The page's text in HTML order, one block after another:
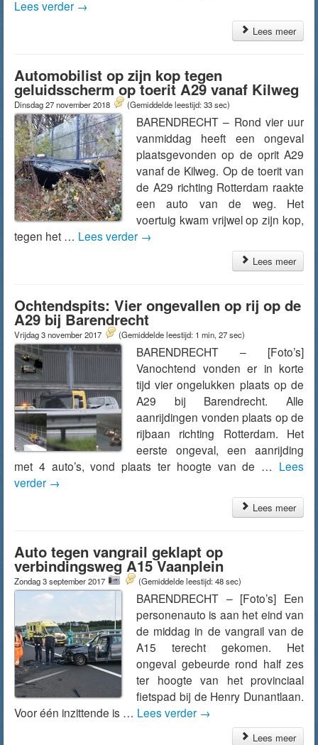
Lees verder →
Lees meer
Automobilist op zijn kop tegen
geluidsscherm op toerit A29 vanaf Kilweg
Dinsdag 27 november 2018 (Gemiddelde leestijd: 33 sec)
BARENDRECHT – Rond vier uur
vanmiddag heeft een ongeval
plaatsgevonden op de oprit A29
vanaf de Kilweg. Op de toerit van
de A29 richting Rotterdam raakte
een auto van de weg. Het
voertuig kwam vrijwel op zijn kop,
tegen het … Lees verder →
Lees meer
Ochtendspits: Vier ongevallen op rij op de
A29 bij Barendrecht
Vrijdag 3 november 2017 (Gemiddelde leestijd: 1 min, 27 sec)
BARENDRECHT – [Foto’s]
Vanochtend vonden er in korte
tijd vier ongelukken plaats op de
A29 bij Barendrecht. Alle
aanrijdingen vonden plaats op de
rijbaan richting Rotterdam. Het
eerste ongeval, een aanrijding
met 4 auto’s, vond plaats ter hoogte van de … Lees
verder →
Lees meer
Auto tegen vangrail geklapt op
verbindingsweg A15 Vaanplein
Zondag 3 september 2017 (Gemiddelde leestijd: 48 sec)
BARENDRECHT – [Foto’s] Een
personenauto is aan het eind van
de middag in de vangrail van de
A15 terecht gekomen. Het
ongeval gebeurde rond half zes
ter hoogte van het provinciaal
fietspad bij de Henry Dunantlaan.
Voor één inzittende is … Lees verder →
Lees meer